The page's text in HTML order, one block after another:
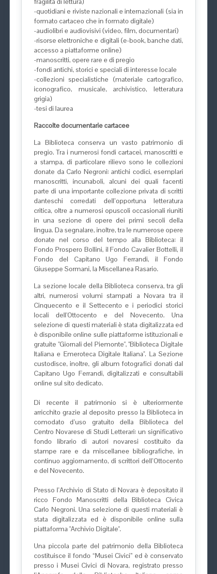
-quotidiani e riviste nazionali e internazionali (sia in
formato cartaceo che in formato digitale)
-audiolibri e audiovisivi (video, film, documentari)
-risorse elettroniche e digitali (e-book, banche dati,
accesso a piattaforme online)
-manoscritti, opere rare e di pregio
-fondi antichi, storici e speciali di interesse locale
-collezioni specialistiche (materiale cartografico,
iconografico, musicale, archivistico, letteratura
grigia)
-tesi di laurea
Raccolte documentarie cartacee
La Biblioteca conserva un vasto patrimonio di
pregio. Tra i numerosi fondi cartacei, manoscritti e
a stampa, di particolare rilievo sono le collezioni
donate da Carlo Negroni: antichi codici, esemplari
manoscritti, incunaboli, alcuni dei quali facenti
parte di una importante collezione privata di scritti
danteschi corredati dell’opportuna letteratura
critica, oltre a numerosi opuscoli occasionali riuniti
in una sezione di opere dei primi secoli della
lingua. Da segnalare, inoltre, tra le numerose opere
donate nel corso del tempo alla Biblioteca: il
Fondo Prospero Bollini, il Fondo Cavalier Bottelli, il
Fondo del Capitano Ugo Ferrandi, il Fondo
Giuseppe Sormani, la Miscellanea Rasario.
La sezione locale della Biblioteca conserva, tra gli
altri, numerosi volumi stampati a Novara tra il
Cinquecento e il Settecento e i periodici storici
locali dell'Ottocento e del Novecento. Una
selezione di questi materiali è stata digitalizzata ed
è disponibile online sulle piattaforme istituzionali e
gratuite "Giornali del Piemonte", "Biblioteca Digitale
Italiana e Emeroteca Digitale Italiana". La Sezione
custodisce, inoltre, gli album fotografici donati dal
Capitano Ugo Ferrandi, digitalizzati e consultabili
online sul sito dedicato.
Di recente il patrimonio si è ulteriormente
arricchito grazie al deposito presso la Biblioteca in
comodato d’uso gratuito della Biblioteca del
Centro Novarese di Studi Letterari: un significativo
fondo librario di autori novaresi costituito da
stampe rare e da miscellanee bibliografiche, in
continuo aggiornamento, di scrittori dell’Ottocento
e del Novecento.
Presso l’Archivio di Stato di Novara è depositato il
ricco Fondo Manoscritti della Biblioteca Civica
Carlo Negroni. Una selezione di questi materiali è
stata digitalizzata ed è disponibile online sulla
piattaforma "Archivio Digitale".
Una piccola parte del patrimonio della Biblioteca
costituisce il fondo “Musei Civici” ed è conservato
presso i Musei Civici di Novara, registrato presso